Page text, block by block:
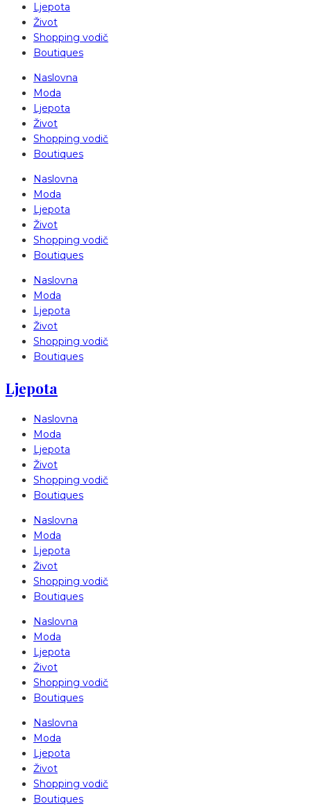
Ljepota
Život
Shopping vodič
Boutiques
Naslovna
Moda
Ljepota
Život
Shopping vodič
Boutiques
Naslovna
Moda
Ljepota
Život
Shopping vodič
Boutiques
Naslovna
Moda
Ljepota
Život
Shopping vodič
Boutiques
Ljepota
Naslovna
Moda
Ljepota
Život
Shopping vodič
Boutiques
Naslovna
Moda
Ljepota
Život
Shopping vodič
Boutiques
Naslovna
Moda
Ljepota
Život
Shopping vodič
Boutiques
Naslovna
Moda
Ljepota
Život
Shopping vodič
Boutiques